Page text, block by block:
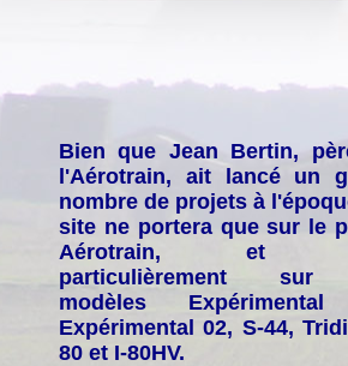
Bien que Jean Bertin,
l'Aérotrain, ait lancé un
nombre de projets à
site ne portera que sur le
Aérotrain, et
particulièrement
modèles
Expérimental 02, S-44,
80 et I-80HV.